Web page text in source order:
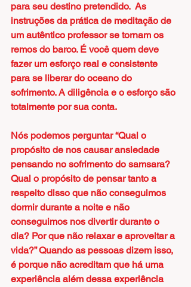
para seu destino pretendido.  As
instruções da prática de meditação de
um autêntico professor se tornam os
remos do barco. É você quem deve
fazer um esforço real e consistente
para se liberar do oceano do
sofrimento. A diligência e o esforço são
totalmente por sua conta.
Nós podemos perguntar “Qual o
propósito de nos causar ansiedade
pensando no sofrimento do samsara?
Qual o propósito de pensar tanto a
respeito disso que não conseguimos
dormir durante a noite e não
conseguimos nos divertir durante o
dia? Por que não relaxar e aproveitar a
vida?” Quando as pessoas dizem isso,
é porque não acreditam que há uma
experiência além dessa experiência